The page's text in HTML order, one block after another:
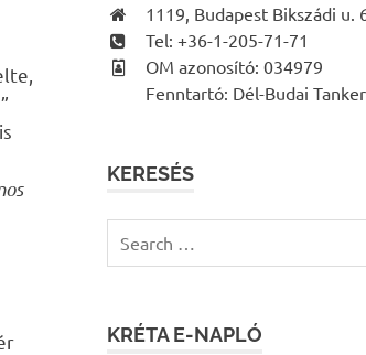
1119, Budapest Bikszádi u.
Tel: +36-1-205-71-71
OM azonosító: 034979
Fenntartó: Dél-Budai
KERESÉS
for:
KRÉTA E-NAPLÓ